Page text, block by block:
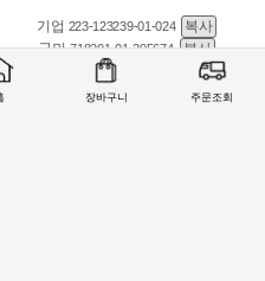
장바구니 주문조회
기업 223-123239-01-024
복사
국민718201-01-205674
복사
301-0168-3882-11 복사